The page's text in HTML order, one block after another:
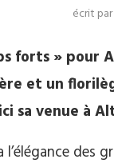
écrit
forts » pour
et un
sa venue à
des